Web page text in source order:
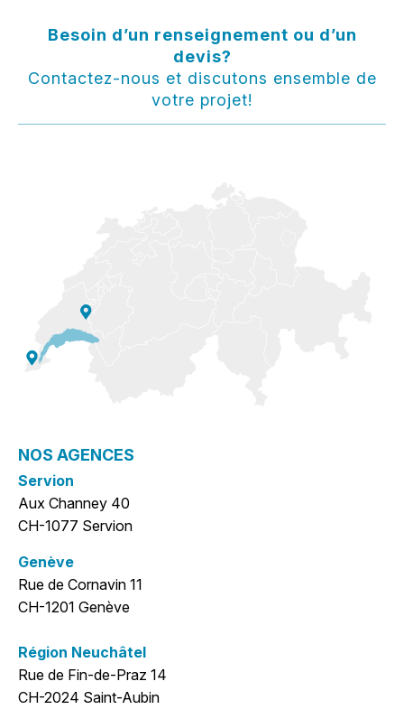
Besoin d’un renseignement ou d’un
devis?
Contactez-nous et discutons ensemble de
votre projet!
NOS AGENCES
Servion
Aux Channey 40
CH-1077 Servion
Genève
Rue de Cornavin 11
CH-1201 Genève
Région Neuchâtel
Rue de Fin-de-Praz 14
CH-2024 Saint-Aubin